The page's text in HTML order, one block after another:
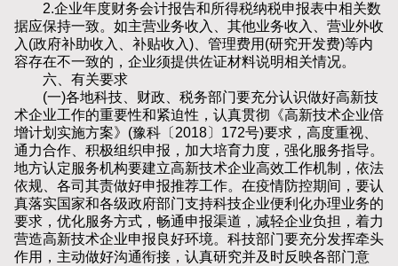
2.企业年度财务会计报告和所得税纳税申报表中相关数
据应保持一致。如主营业务收入、其他业务收入、营业外收
入(政府补助收入、补贴收入)、管理费用(研究开发费)等内
容存在不一致的，企业须提供佐证材料说明相关情况。
六、有关要求
(一)各地科技、财政、税务部门要充分认识做好高新技
术企业工作的重要性和紧迫性，认真贯彻《高新技术企业倍
增计划实施方案》(豫科〔2018〕172号)要求，高度重视、
通力合作、积极组织申报，加大培育力度，强化服务指导。
地方认定服务机构要建立高新技术企业高效工作机制，依法
依规、各司其责做好申报推荐工作。在疫情防控期间，要认
真落实国家和各级政府部门支持科技企业便利化办理业务的
要求，优化服务方式，畅通申报渠道，减轻企业负担，着力
营造高新技术企业申报良好环境。科技部门要充分发挥牵头
作用，主动做好沟通衔接，认真研究并及时反映各部门意